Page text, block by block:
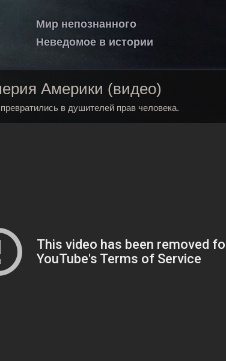
Мир непознанного
Неведомое в истории
Америки (видео)
в душителей прав человека.